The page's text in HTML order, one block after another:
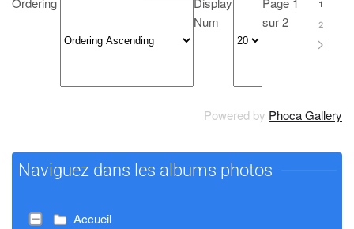
Num
sur 2
1
2
Powered by Phoca Gallery
Naviguez dans les albums photos
Accueil